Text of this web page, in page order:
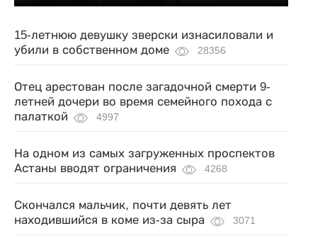
15-летнюю девушку зверски изнасиловали и
убили в собственном доме
28356
Отец арестован после загадочной смерти 9-
летней дочери во время семейного похода с
палаткой
4997
На одном из самых загруженных проспектов
Астаны вводят ограничения
4268
Скончался мальчик, почти девять лет
находившийся в коме из-за сыра
3071